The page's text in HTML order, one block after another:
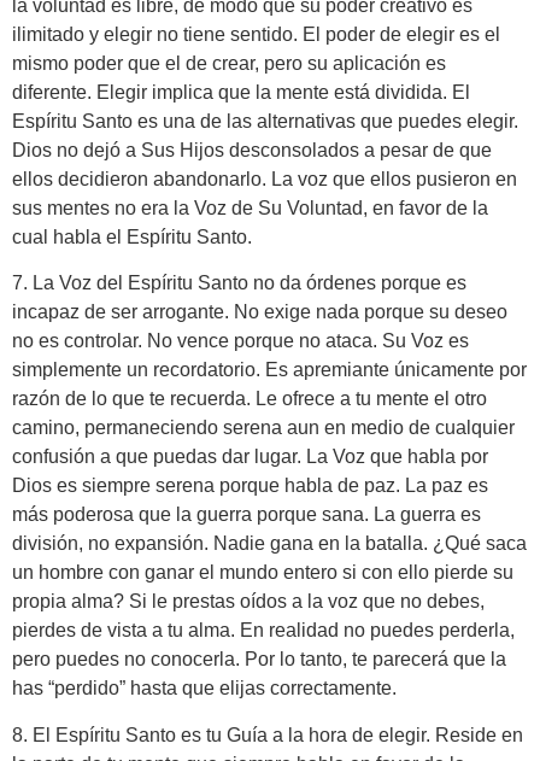
la voluntad es libre, de modo que su poder creativo es
ilimitado y elegir no tiene sentido. El poder de elegir es el
mismo poder que el de crear, pero su aplicación es
diferente. Elegir implica que la mente está dividida. El
Espíritu Santo es una de las alternativas que puedes elegir.
Dios no dejó a Sus Hijos desconsolados a pesar de que
ellos decidieron abandonarlo. La voz que ellos pusieron en
sus mentes no era la Voz de Su Voluntad, en favor de la
cual habla el Espíritu Santo.
7. La Voz del Espíritu Santo no da órdenes porque es
incapaz de ser arrogante. No exige nada porque su deseo
no es controlar. No vence porque no ataca. Su Voz es
simplemente un recordatorio. Es apremiante únicamente por
razón de lo que te recuerda. Le ofrece a tu mente el otro
camino, permaneciendo serena aun en medio de cualquier
confusión a que puedas dar lugar. La Voz que habla por
Dios es siempre serena porque habla de paz. La paz es
más poderosa que la guerra porque sana. La guerra es
división, no expansión. Nadie gana en la batalla. ¿Qué saca
un hombre con ganar el mundo entero si con ello pierde su
propia alma? Si le prestas oídos a la voz que no debes,
pierdes de vista a tu alma. En realidad no puedes perderla,
pero puedes no conocerla. Por lo tanto, te parecerá que la
has “perdido” hasta que elijas correctamente.
8. El Espíritu Santo es tu Guía a la hora de elegir. Reside en